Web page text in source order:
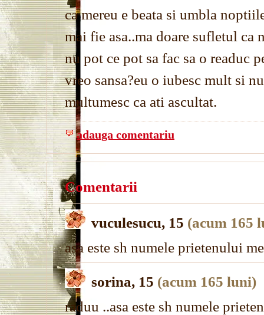
ca mereu e beata si umbla
mai fie asa..ma doare sufletul ca
nu pot ce pot sa fac sa o readuc
vreo sansa?eu o iubesc mult si
multumesc ca ati ascultat.
adauga comentariu
Comentarii
vuculesucu, 15 (acum 165
asa este sh numele prietenului
sorina, 15 (acum 165 luni)
raduu ..asa este sh numele